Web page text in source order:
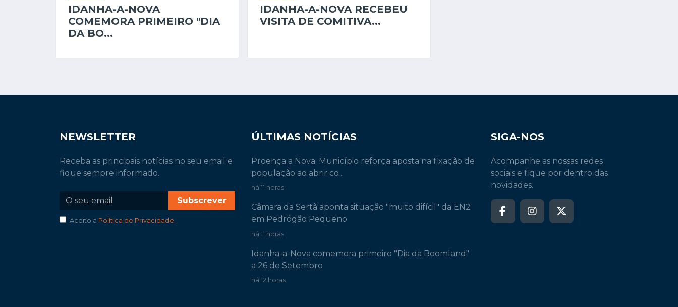
IDANHA-A-NOVA
COMEMORA PRIMEIRO "DIA
DA BO...
IDANHA-A-NOVA RECEBEU
VISITA DE COMITIVA...
NEWSLETTER
Receba as principais notícias no seu email e
fique sempre informado.
Subscrever
Aceito a Política de Privacidade
ÚLTIMAS NOTÍCIAS
Proença a Nova: Município reforça aposta na fixação de
população ao abrir co...
há 11 horas
Câmara da Sertã aponta situação "muito difícil" da EN2
em Pedrógão Pequeno
há 11 horas
Idanha-a-Nova comemora primeiro "Dia da Boomland"
a 26 de Setembro
há 12 horas
SIGA-NOS
Acompanhe as nossas redes
sociais e fique por dentro das
novidades.